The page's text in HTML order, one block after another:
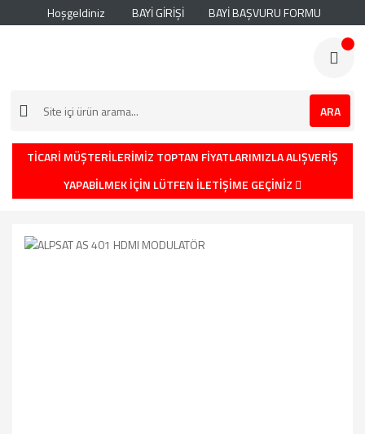
Hoşgeldiniz BAYİ GİRİŞİ BAYİ BAŞVURU FORMU
ARA
TİCARİ MÜŞTERİLERİMİZ TOPTAN FİYATLARIMIZLA ALIŞVERİŞ
YAPABİLMEK İÇİN LÜTFEN İLETİŞİME GEÇİNİZ